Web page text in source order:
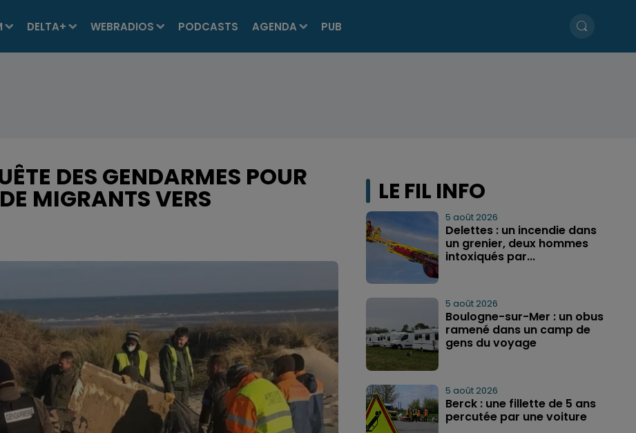
DELTA+ WEBRADIOS PODCASTS AGENDA PUB
DES GENDARMES POUR
MIGRANTS VERS LE FIL INFO
5 août 2026
Delettes : un incendie dans
un grenier, deux hommes
intoxiqués par...
5 août 2026
Boulogne-sur-Mer : un obus
ramené dans un camp de
gens du voyage
5 août 2026
Berck : une fillette de 5 ans
percutée par une voiture